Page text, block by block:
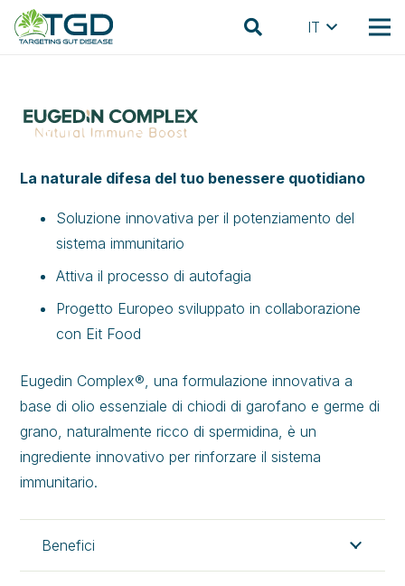
IT
La naturale difesa del tuo benessere quotidiano
Soluzione innovativa per il potenziamento del
sistema immunitario
Attiva il processo di autofagia
Progetto Europeo sviluppato in collaborazione
con Eit Food
Eugedin Complex®, una formulazione innovativa a
base di olio essenziale di chiodi di garofano e germe di
grano, naturalmente ricco di spermidina, è un
ingrediente innovativo per rinforzare il sistema
immunitario.
Benefici